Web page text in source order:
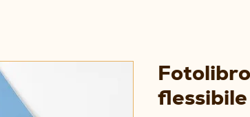
flessibile